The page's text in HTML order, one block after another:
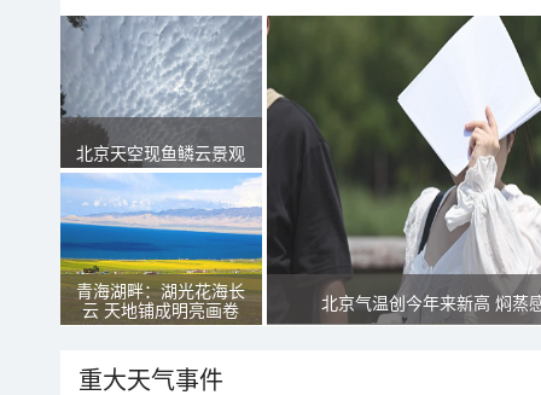
北京天空现鱼鳞云景观
青海湖畔：湖光花海长
云 天地铺成明亮画卷
北京气温创今年来新高 焖蒸
重大天气事件